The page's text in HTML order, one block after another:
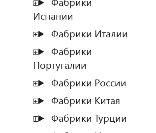
Испании
Фабрики Италии
Фабрики
Португалии
Фабрики России
Фабрики Китая
Фабрики Турции